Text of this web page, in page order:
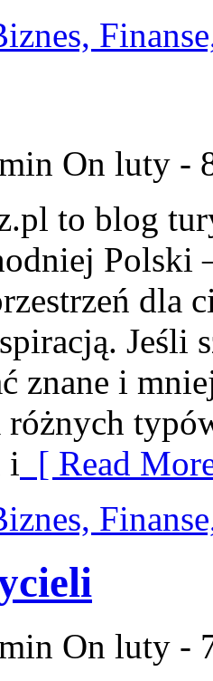
On luty -
to blog
dla
Jeśli
znane i
różnych
i [ Read
On luty -